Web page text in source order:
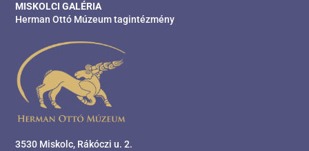
MISKOLCI GALÉRIA
Herman Ottó Múzeum tagintézmény
3530 Miskolc, Rákóczi u. 2.